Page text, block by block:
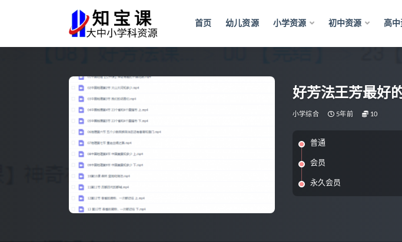
首页 幼儿资源 小学资源 初中资源 高
好芳法王芳最好
小学综合 5年前 10
普通
会员
永久会员